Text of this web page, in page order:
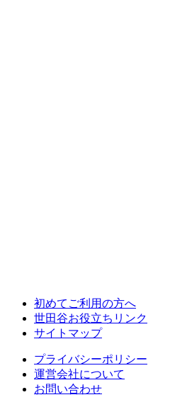
初めてご利用の方へ
世田谷お役立ちリンク
サイトマップ
プライバシーポリシー
運営会社について
お問い合わせ